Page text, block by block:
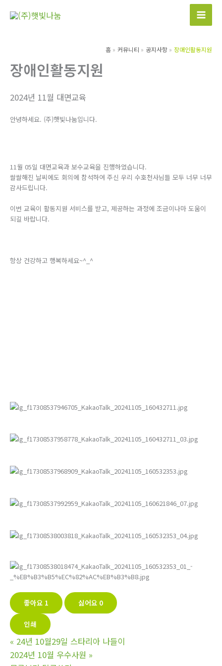
홈 커뮤니티 공지사항 장애인활동지원
장애인활동지원
2024년 11월 대면교육
안녕하세요. (주)햇빛나눔입니다.
11월 05일 대면교육과 보수교육을 진행하였습니다.
쌀쌀해진 날씨에도 회의에 참석하여 주신 우리 수호천사님들 모두 너무 너무
감사드립니다.
이번 교육이 활동지원 서비스를 받고, 제공하는 과정에 조금이나마 도움이
되길 바랍니다.
항상 건강하고 행복하세요~^_^
좋아요 1 싫어요 0
인쇄
« 24년 10월29일 스타리아 나들이
2024년 10월 우수사원 »